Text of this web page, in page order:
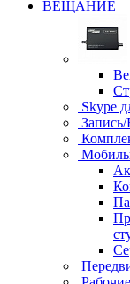
ВЕЩАНИЕ
Skype